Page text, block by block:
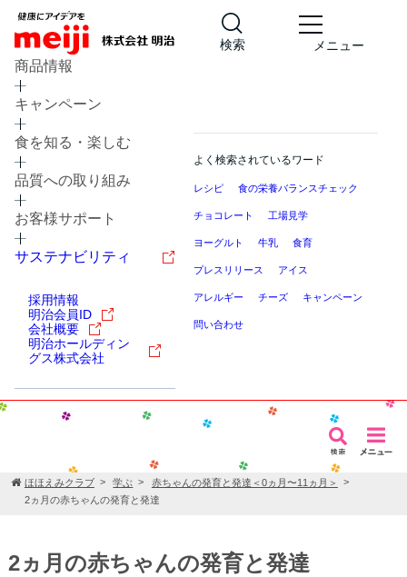
検索 メニュー
商品情報
キャンペーン
食を知る・楽しむ
品質への取り組み
お客様サポート
サステナビリティ
採用情報
明治会員ID
会社概要
明治ホールディン
グス株式会社
よく検索されているワード
レシピ 食の栄養バランスチェック
チョコレート 工場見学
ヨーグルト 牛乳 食育
プレスリリース アイス
アレルギー チーズ キャンペーン
問い合わせ
ほほえみクラブ 学ぶ
赤ちゃんの発育と発達＜0ヵ月〜11ヵ月＞
2ヵ月の赤ちゃんの発育と発達
2ヵ月の赤ちゃんの発育と発達